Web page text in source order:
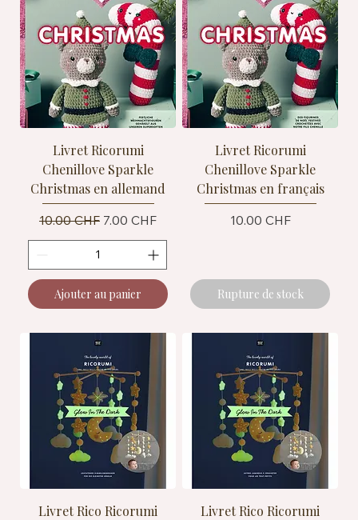
Livret Ricorumi
Chenillove Sparkle
Christmas en allemand
Prix original
10.00 CHF Prix promotionnel
7.00 CHF
Ajouter au panier
Livret Ricorumi
Chenillove Sparkle
Christmas en français
Prix
10.00 CHF
Rupture de stock
Livret Rico Ricorumi
Livret Rico Ricorumi